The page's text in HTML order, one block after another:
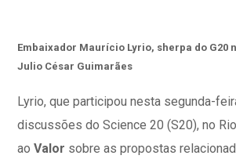
Embaixador Maurício Lyrio, sherpa do G20
Julio César Guimarães
Lyrio, que participou nesta segunda-
discussões do Science 20 (S20), no
aoValor sobre as propostas